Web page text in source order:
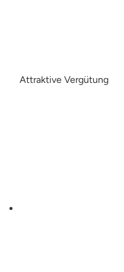
Attraktive Vergütung